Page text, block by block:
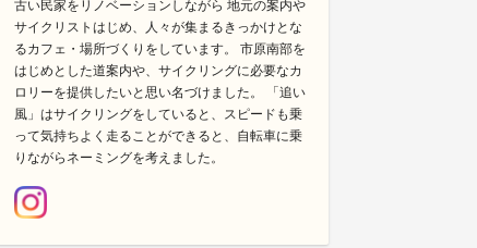
古い民家をリノベーションしながら 地元の案内や
サイクリストはじめ、人々が集まるきっかけとな
るカフェ・場所づくりをしています。 市原南部を
はじめとした道案内や、サイクリングに必要なカ
ロリーを提供したいと思い名づけました。 「追い
風」はサイクリングをしていると、スピードも乗
って気持ちよく走ることができると、自転車に乗
りながらネーミングを考えました。